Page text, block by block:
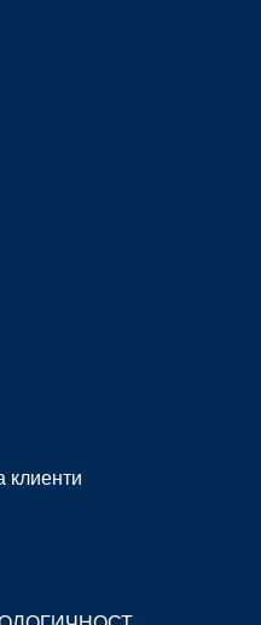
клиенти